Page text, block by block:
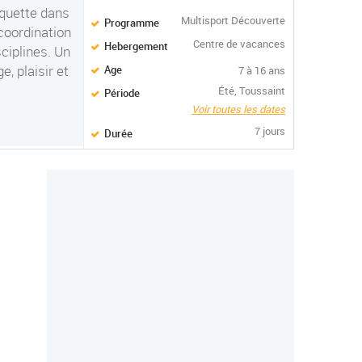
dans
Un
plaisir et
Programme
Multisport Découverte
Hebergement
Centre de vacances
Age
7 à 16 ans
Période
Été, Toussaint
Voir toutes les dates
Durée
7 jours